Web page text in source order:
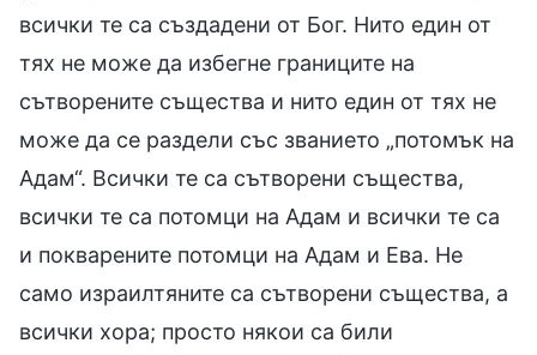
всички те са създадени от Бог. Нито един от
тях не може да избегне границите на
сътворените същества и нито един от тях не
може да се раздели със званието „потомък на
Адам“. Всички те са сътворени същества,
всички те са потомци на Адам и всички те са
и покварените потомци на Адам и Ева. Не
само израилтяните са сътворени същества, а
всички хора; просто някои са били